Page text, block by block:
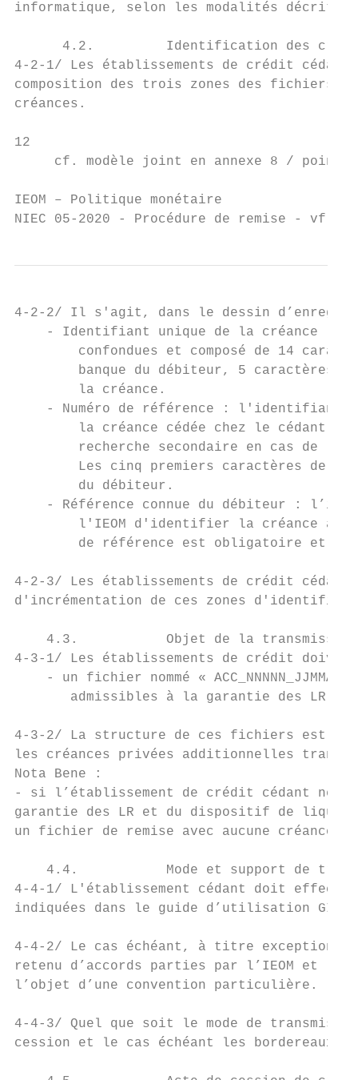
informatique, selon les modalités décrites
4.2.         Identification des
4-2-1/ Les établissements de crédit
composition des trois zones des fichiers
créances.
12
cf. modèle joint en annexe 8 / point
IEOM – Politique monétaire
NIEC 05-2020 - Procédure de remise
4-2-2/ Il s'agit, dans le dessin
- Identifiant unique de la créance :
confondues et composé de 14
banque du débiteur, 5 caractères
        la créance.
- Numéro de référence : l'identifiant
la créance cédée chez le cédant.
recherche secondaire en cas de
Les cinq premiers caractères de
        du débiteur.
- Référence connue du débiteur :
l'IEOM d'identifier la créance
de référence est obligatoire et
4-2-3/ Les établissements de crédit
d'incrémentation de ces zones
    4.3.           Objet de la transmission
4-3-1/ Les établissements de crédit
- un fichier nommé «
admissibles à la garantie des LR
4-3-2/ La structure de ces fichiers est
les créances privées additionnelles
Nota Bene :
- si l’établissement de crédit cédant ne
garantie des LR et du dispositif de
un fichier de remise avec aucune créance
4.4.           Mode et support de
4-4-1/ L'établissement cédant doit
indiquées dans le guide d’utilisation
4-4-2/ Le cas échéant, à titre
retenu d’accords parties par l’IEOM et
l’objet d’une convention particulière.
4-4-3/ Quel que soit le mode de
cession et le cas échéant les bordereaux